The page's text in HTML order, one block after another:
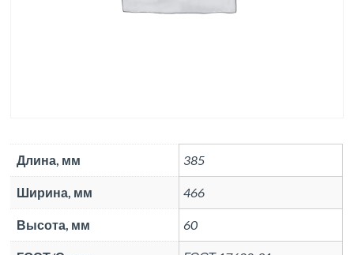
Длина, мм 385
Ширина, мм 466
Высота, мм 60